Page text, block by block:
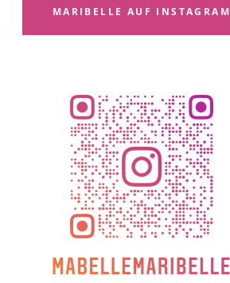
MARIBELLE AUF INSTAGRAM